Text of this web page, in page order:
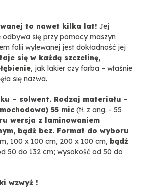
to nawet kilka lat! Jej
odbywa się przy pomocy maszyn
folii wylewanej jest dokładność jej
się w każdą szczelinę,
, jak lakier czy farba – właśnie
się nazwa.
– solwent. Rodzaj materiału -
55 mic (tł. z ang. - 55
wersja z laminowaniem
bądź bez. Format do wyboru
100 x 100 cm, 200 x 100 cm, bądź
50 do 132 cm; wysokość od 50 do
wzwyż !